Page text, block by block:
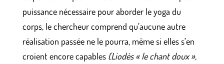
puissance nécessaire pour aborder le yoga du
corps, le chercheur comprend qu’aucune autre
réalisation passée ne le pourra, même si elles s’en
croient encore capables (Liodès « le chant doux »,